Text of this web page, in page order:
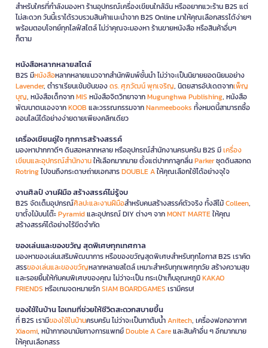
สำหรับใครที่กำลังมองหา ร้านอุปกรณ์เครื่องเขียนใกล้ฉัน หรืออยากแวะร้าน B2S แต่
ไม่สะดวก วันนี้เราได้รวบรวมสินค้าแนะนำจาก B2S Online มาให้คุณเลือกสรรได้ง่ายๆ
พร้อมตอบโจทย์ทุกไลฟ์สไตล์ ไม่ว่าคุณจะมองหา ร้านขายหนังสือ หรือสินค้าอื่นๆ
ก็ตาม
หนังสือหลากหลายสไตล์
B2S มีหนังสือหลากหลายแนวจากสำนักพิมพ์ชั้นนำ ไม่ว่าจะเป็นนิยายยอดนิยมอย่าง
Lavender, ตำราเรียนเข้มข้นของดร. ศุภวัฒน์ พุกเจริญ, นิตยสารอัปเดตจากเพ็ญ
บุญ, หนังสือเด็กจากMIS หนังสือจิตวิทยาจากMugunghwa Publishing, หนังสือ
พัฒนาตนเองจากKOOB และวรรณกรรมจากNanmeebooks ทั้งหมดนี้สามารถซื้อ
ออนไลน์ได้อย่างง่ายดายเพียงคลิกเดียว
เครื่องเขียนคู่ใจ ทุกการสร้างสรรค์
มองหาปากกาดีๆ ดินสอหลากหลาย หรืออุปกรณ์สำนักงานครบครัน B2S มีเครื่อง
เขียนและอุปกรณ์สำนักงานให้เลือกมากมาย ตั้งแต่ปากกาลูกลื่นParkerชุดดินสอกด
Rotringไปจนถึงกระดาษถ่ายเอกสารDOUBLE Aให้คุณเลือกใช้ได้อย่างจุใจ
งานศิลป์ งานฝีมือ สร้างสรรค์ไม่รู้จบ
B2S จัดเต็มอุปกรณ์ศิลปะและงานฝีมือสำหรับคนสร้างสรรค์ตัวจริง ทั้งสีไม้Colleen,
ขาตั้งไม้บนโต๊ะPyramidและอุปกรณ์ DIY ต่างๆ จากMONT MARTEให้คุณ
สร้างสรรค์ได้อย่างไร้ขีดจำกัด
ของเล่นและของขวัญ สุดพิเศษทุกเทศกาล
มองหาของเล่นเสริมพัฒนาการ หรือของขวัญสุดพิเศษสำหรับทุกโอกาส B2S เราคัด
สรรของเล่นและของขวัญหลากหลายสไตล์ เหมาะสำหรับทุกเพศทุกวัย สร้างความสุข
และรอยยิ้มให้กับคนพิเศษของคุณ ไม่ว่าจะเป็น กระเป๋าเก็บอุณหภูมิKAKAO
FRIENDS หรือเกมจดหมายรักSIAM BOARDGAMES เรามีครบ!
ของใช้ในบ้าน ไอเทมที่ช่วยให้ชีวิตสะดวกสบายขึ้น
ที่ B2S เรามีของใช้ในบ้านครบครัน ไม่ว่าจะเป็นกาต้มน้ำAnitech, เครื่องฟอกอากาศ
Xiaomi, หน้ากากอนามัยทางการแพทย์Double A Careและสินค้าอื่น ๆ อีกมากมาย
ให้คุณเลือกสรร